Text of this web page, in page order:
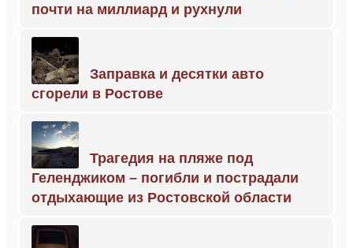
почти на миллиард и рухнули
Заправка и десятки авто
сгорели в Ростове
Трагедия на пляже под
Геленджиком – погибли и пострадали
отдыхающие из Ростовской области